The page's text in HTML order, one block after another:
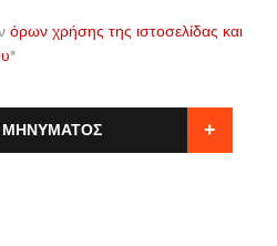
όρων χρήσης της ιστοσελίδας και
*
+